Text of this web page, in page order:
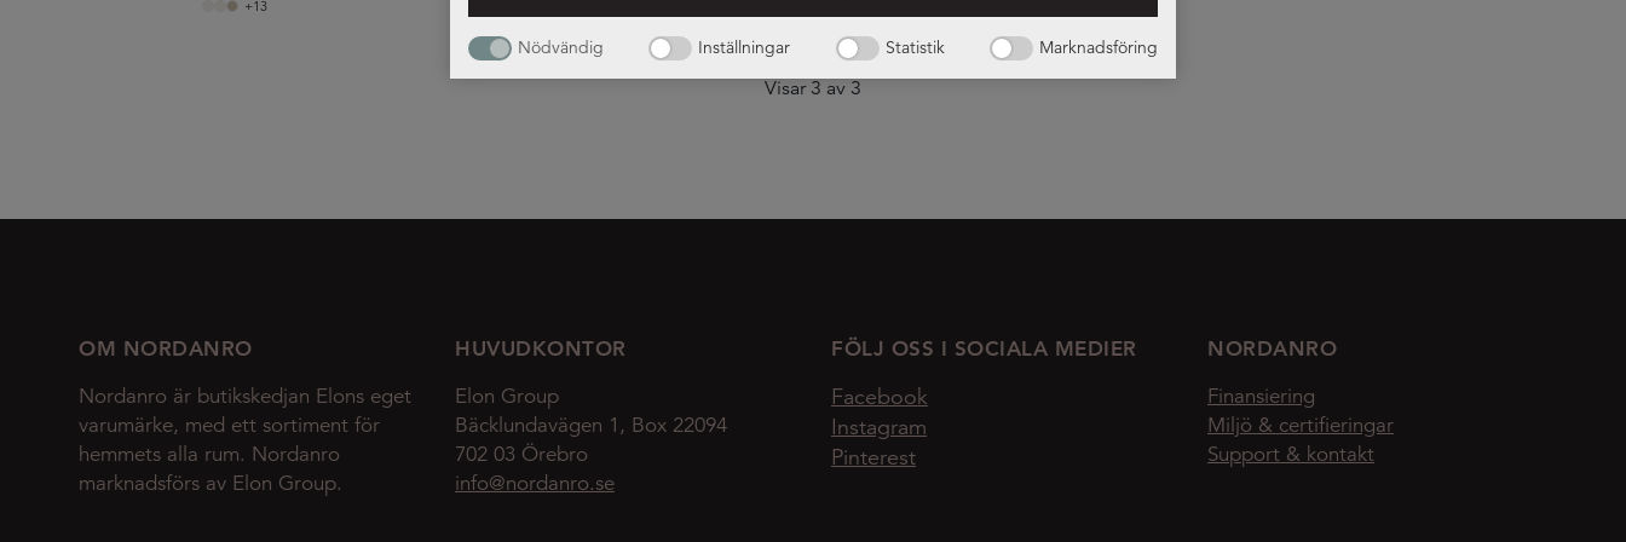
Nödvändig Inställningar Statistik Marknadsföring
+13
Visar 3 av 3
OM NORDANRO
Nordanro är butikskedjan Elons eget
varumärke, med ett sortiment för
hemmets alla rum. Nordanro
marknadsförs av Elon Group.
HUVUDKONTOR
Elon Group
Bäcklundavägen 1, Box 22094
702 03 Örebro
info@nordanro.se
FÖLJ OSS I SOCIALA MEDIER
Facebook
Instagram
Pinterest
NORDANRO
Finansiering
Miljö & certifieringar
Support & kontakt